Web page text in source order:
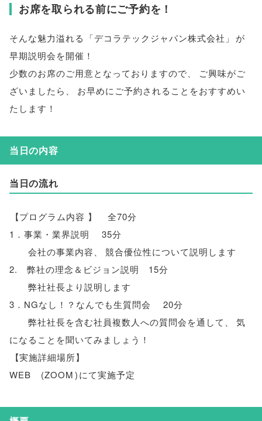
お席を取られる前にご予約を！
そんな魅力溢れる 「デコラテックジャパン株式会社 」
が
早期説明会を開催！
少数のお席のご用意となっておりますので
ご興味がご
ざいましたら
お早めにご予約されることをおすすめい
たします！
当日の内容
当日の流れ
【プログラム内容 】
全70分
1．事業・業界説明 35分
会社の事業内容、
競合優位性について説明します
2. 弊社の理念＆ビジョン説明 15分
弊社社長より説明します
3．NGなし！？なんでも生質問会 20分
弊社社長を含む社員複数人への質問会を通して 、
気
になることを聞いてみましょう！
【実施詳細場所】
WEB (ZOOM)にて実施予定